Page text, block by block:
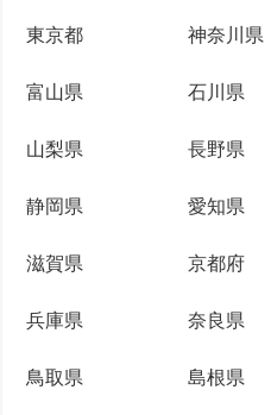
東京都 神奈川県
富山県 石川県
山梨県 長野県
静岡県 愛知県
滋賀県 京都府
兵庫県 奈良県
鳥取県 島根県